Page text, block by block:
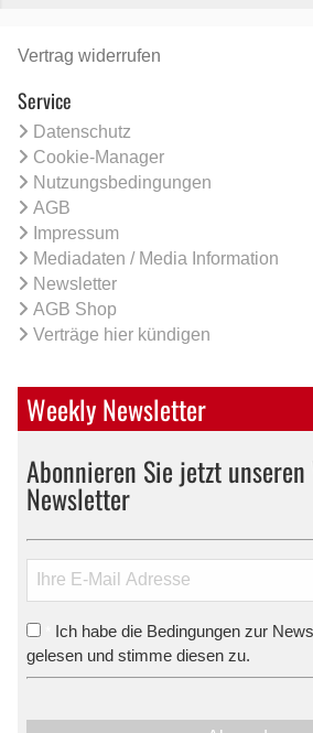
Vertrag widerrufen
Service
Datenschutz
Cookie-Manager
Nutzungsbedingungen
AGB
Impressum
Mediadaten / Media Information
Newsletter
AGB Shop
Verträge hier kündigen
Weekly Newsletter
Abonnieren Sie jetzt
Newsletter
Ich habe die Bedingungen zur
gelesen und stimme diesen zu.